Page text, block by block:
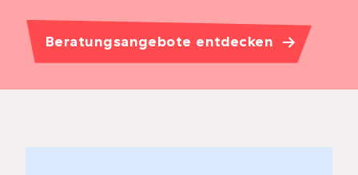
Beratungsangebote entdecken